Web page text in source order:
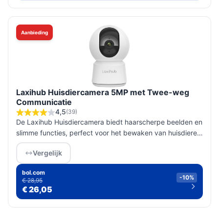
Aanbieding
Laxihub Huisdiercamera 5MP met Twee-weg
Communicatie
4,5(39)
De Laxihub Huisdiercamera biedt haarscherpe beelden en
slimme functies, perfect voor het bewaken van huisdieren
en kinderen. Ideaal voor elke woning.
Vergelijk
bol.com
€ 28,95
€ 26,05
-10%